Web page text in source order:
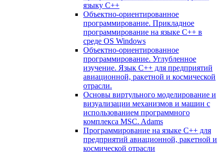
языку С++
Объектно-ориентированное
программирование. Прикладное
программирование на языке С++ в
среде OS Windows
Объектно-ориентированное
программирование. Углубленное
изучение. Язык С++ для предприятий
авиационной, ракетной и космической
отрасли.
Основы виртульного моделирование и
визуализации механизмов и машин с
использованием программного
комплекса MSC. Adams
Программирование на языке С++ для
предприятий авиационной, ракетной и
космической отрасли